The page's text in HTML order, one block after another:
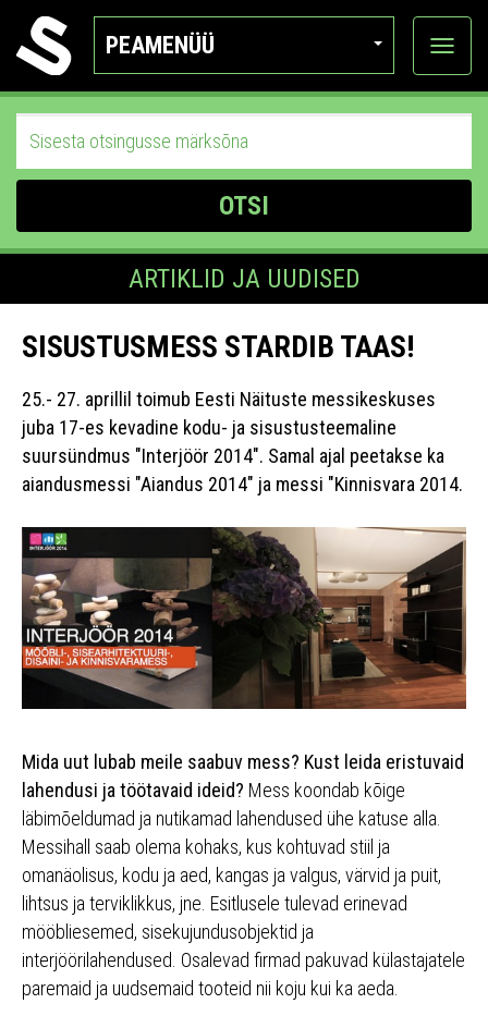
PEAMENÜÜ
Ava
OTSI
ARTIKLID JA UUDISED
SISUSTUSMESS STARDIB TAAS!
25.- 27. aprillil toimub Eesti Näituste messikeskuses
juba 17-es kevadine kodu- ja sisustusteemaline
suursündmus "Interjöör 2014". Samal ajal peetakse ka
aiandusmessi "Aiandus 2014" ja messi "Kinnisvara 2014.
Mida uut lubab meile saabuv mess? Kust leida eristuvaid
lahendusi ja töötavaid ideid? Mess koondab kõige
läbimõeldumad ja nutikamad lahendused ühe katuse alla.
Messihall saab olema kohaks, kus kohtuvad stiil ja
omanäolisus, kodu ja aed, kangas ja valgus, värvid ja puit,
lihtsus ja terviklikkus, jne. Esitlusele tulevad erinevad
mööbliesemed, sisekujundusobjektid ja
interjöörilahendused. Osalevad firmad pakuvad külastajatele
paremaid ja uudsemaid tooteid nii koju kui ka aeda.